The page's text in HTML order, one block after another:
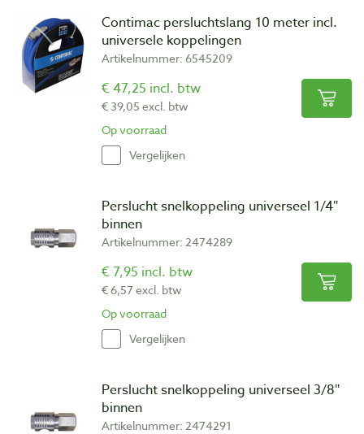
Contimac persluchtslang 10 meter incl.
universele koppelingen
Artikelnummer: 6545209
€ 47,25 incl. btw
€ 39,05 excl. btw
Op voorraad
Vergelijken
Perslucht snelkoppeling universeel 1/4″
binnen
Artikelnummer: 2474289
€ 7,95 incl. btw
€ 6,57 excl. btw
Op voorraad
Vergelijken
Perslucht snelkoppeling universeel 3/8″
binnen
Artikelnummer: 2474291